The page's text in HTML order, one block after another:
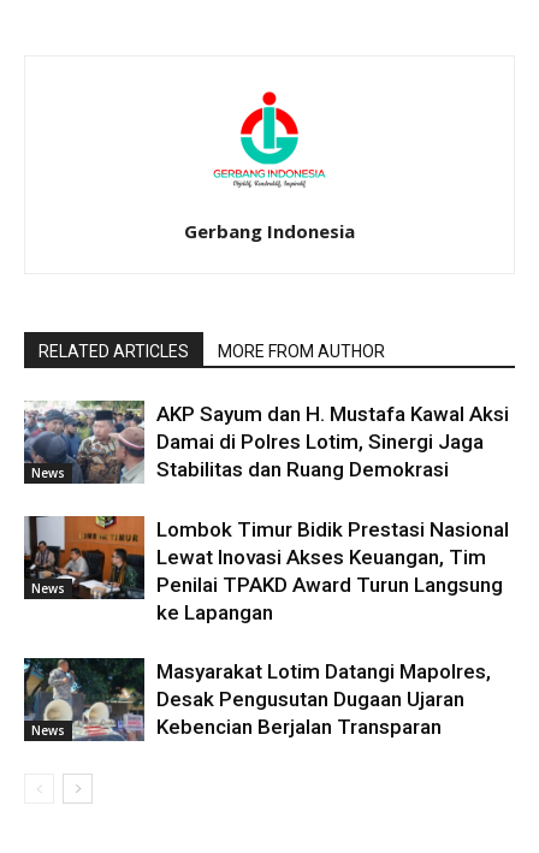
Gerbang Indonesia
RELATED ARTICLES MORE FROM AUTHOR
News
AKP Sayum dan H. Mustafa Kawal Aksi
Damai di Polres Lotim, Sinergi Jaga
Stabilitas dan Ruang Demokrasi
News
Lombok Timur Bidik Prestasi Nasional
Lewat Inovasi Akses Keuangan, Tim
Penilai TPAKD Award Turun Langsung
ke Lapangan
News
Masyarakat Lotim Datangi Mapolres,
Desak Pengusutan Dugaan Ujaran
Kebencian Berjalan Transparan